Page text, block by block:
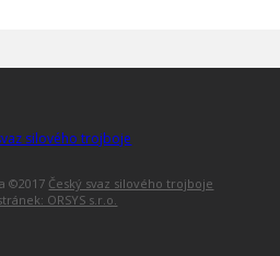
©2017 Český svaz silového trojboje
ORSYS s.r.o.